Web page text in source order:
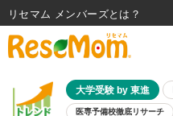
大学受験 by 東進
医専予備校徹底リサーチ
リセマム メンバーズ